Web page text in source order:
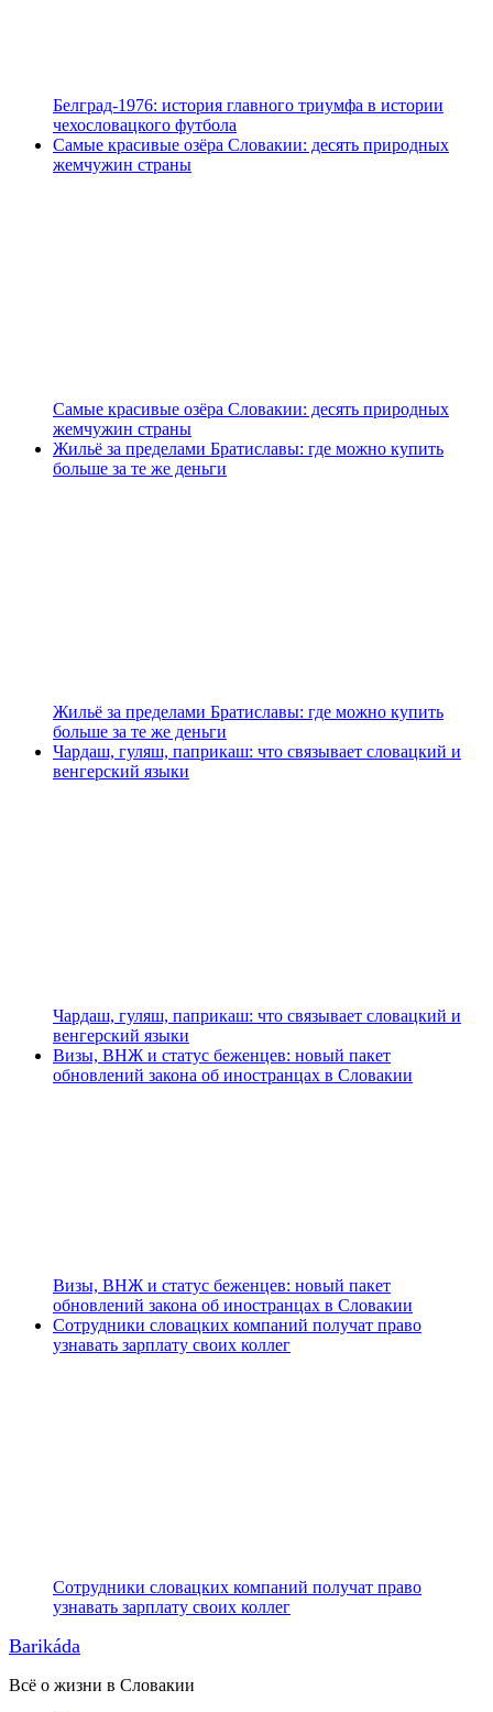
Белград-1976: история главного триумфа в истории
чехословацкого футбола
Самые красивые озёра Словакии: десять природных
жемчужин страны
Самые красивые озёра Словакии: десять природных
жемчужин страны
Жильё за пределами Братиславы: где можно купить
больше за те же деньги
Жильё за пределами Братиславы: где можно купить
больше за те же деньги
Чардаш, гуляш, паприкаш: что связывает словацкий и
венгерский языки
Чардаш, гуляш, паприкаш: что связывает словацкий и
венгерский языки
Визы, ВНЖ и статус беженцев: новый пакет
обновлений закона об иностранцах в Словакии
Визы, ВНЖ и статус беженцев: новый пакет
обновлений закона об иностранцах в Словакии
Сотрудники словацких компаний получат право
узнавать зарплату своих коллег
Сотрудники словацких компаний получат право
узнавать зарплату своих коллег
Barikáda
Всё о жизни в Словакии